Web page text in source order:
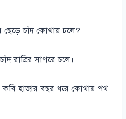
ছেড়ে চাঁদ কোথায় চলে?
রাত্রির সাগরে চলে।
কবি হাজার বছর ধরে কোথায় পথ